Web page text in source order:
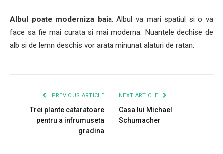
Albul poate moderniza baia. Albul va mari spatiul si o va
face sa fie mai curata si mai moderna. Nuantele dechise de
alb si de lemn deschis vor arata minunat alaturi de ratan.
PREVIOUS ARTICLE
Trei plante cataratoare
pentru a infrumuseta
gradina
NEXT ARTICLE
Casa lui Michael
Schumacher